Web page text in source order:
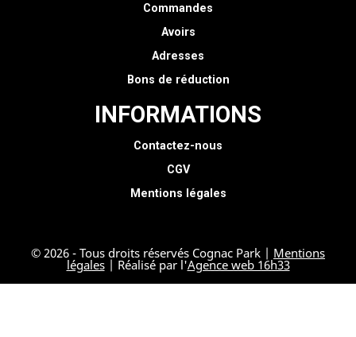
Commandes
Avoirs
Adresses
Bons de réduction
INFORMATIONS
Contactez-nous
CGV
Mentions légales
© 2026 - Tous droits réservés Cognac Park | Mentions
légales| Réalisé par l'Agence web 16h33